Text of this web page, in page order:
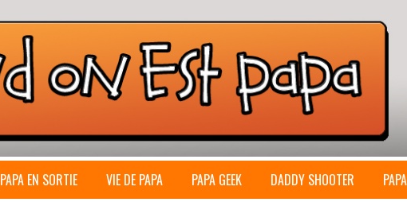
PAPA EN SORTIE VIE DE PAPA PAPA GEEK DADDY SHOOTER